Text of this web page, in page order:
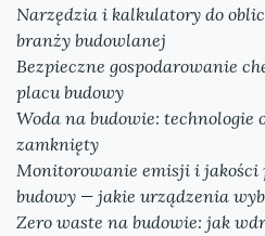
Narzędzia i kalkulatory do
branży budowlanej
Bezpieczne gospodarowanie
placu budowy
Woda na budowie: technologie
zamknięty
Monitorowanie emisji i jakości
budowy — jakie urządzenia
Zero waste na budowie: jak